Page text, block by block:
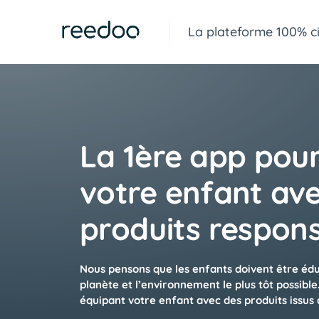
La plateforme 100%
La 1ère app
votre enfant
produits
Nous pensons que les enfants doivent être
planète et l’environnement le plus tôt
équipant votre enfant avec des produits issus